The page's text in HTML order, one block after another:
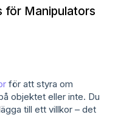
för Manipulators
för att styra om
objektet eller inte. Du
till ett villkor – det